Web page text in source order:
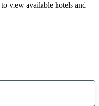
view available hotels and